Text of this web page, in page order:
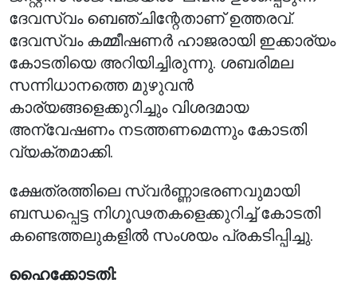
ദേവസ്വം ബെഞ്ചിന്റേതാണ് ഉത്തരവ്.
ദേവസ്വം കമ്മീഷണർ ഹാജരായി ഇക്കാര്യം
കോടതിയെ അറിയിച്ചിരുന്നു. ശബരിമല
സന്നിധാനത്തെ മുഴുവൻ
കാര്യങ്ങളെക്കുറിച്ചും വിശദമായ
അന്വേഷണം നടത്തണമെന്നും കോടതി
വ്യക്തമാക്കി.
ക്ഷേത്രത്തിലെ സ്വർണ്ണാഭരണവുമായി
ബന്ധപ്പെട്ട നിഗൂഢതകളെക്കുറിച്ച് കോടതി
കണ്ടെത്തലുകളിൽ സംശയം പ്രകടിപ്പിച്ചു.
ഹൈക്കോടതി: